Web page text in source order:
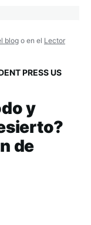
blog o en el Lector
PRESS US
y
de